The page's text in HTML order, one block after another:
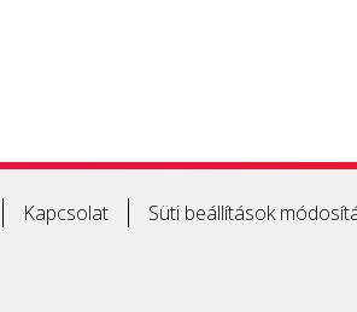
Kapcsolat Süti beállítások